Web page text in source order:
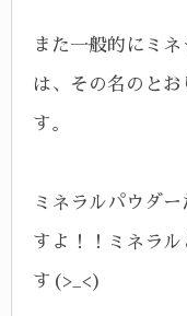
また一般的にミ
は、その名のと
す。
ミネラルパウダ
すよ！！ミネラ
す(>_<)